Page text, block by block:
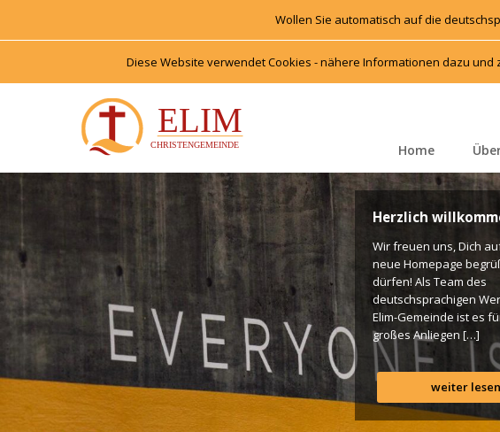
Wollen Sie automatisch auf die
Diese Website verwendet Cookies - nähere Informationen dazu und
Home
Herzlich
Wir freuen uns, Dich
neue Homepage
dürfen! Als Team des
deutschsprachigen
Elim-Gemeinde ist es
großes Anliegen […]
weiter lesen